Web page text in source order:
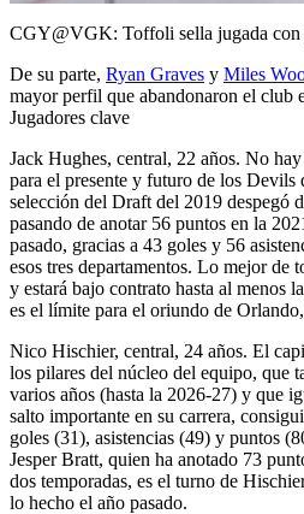
CGY@VGK: Toffoli sella jugada con
De su parte, Ryan Graves y Miles
mayor perfil que abandonaron el club
Jugadores clave
Jack Hughes, central, 22 años. No
para el presente y futuro de los Devils
selección del Draft del 2019 despegó
pasando de anotar 56 puntos en la
pasado, gracias a 43 goles y 56
esos tres departamentos. Lo mejor de
y estará bajo contrato hasta al menos
es el límite para el oriundo de
Nico Hischier, central, 24 años. El
los pilares del núcleo del equipo, que
varios años (hasta la 2026-27) y que
salto importante en su carrera,
goles (31), asistencias (49) y puntos
Jesper Bratt, quien ha anotado 73
dos temporadas, es el turno de
lo hecho el año pasado.